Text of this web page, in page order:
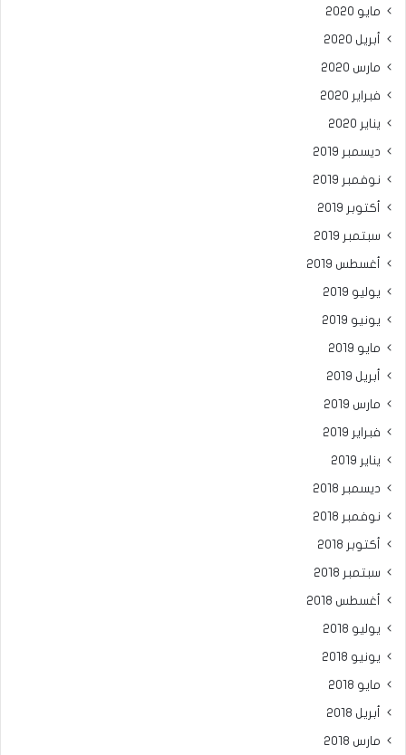
مايو 2020
أبريل 2020
مارس 2020
فبراير 2020
يناير 2020
ديسمبر 2019
نوفمبر 2019
أكتوبر 2019
سبتمبر 2019
أغسطس 2019
يوليو 2019
يونيو 2019
مايو 2019
أبريل 2019
مارس 2019
فبراير 2019
يناير 2019
ديسمبر 2018
نوفمبر 2018
أكتوبر 2018
سبتمبر 2018
أغسطس 2018
يوليو 2018
يونيو 2018
مايو 2018
أبريل 2018
مارس 2018